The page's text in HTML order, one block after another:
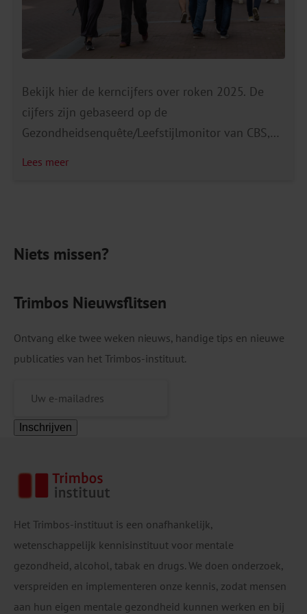
Niets missen?
Trimbos Nieuwsflitsen
Ontvang elke twee weken nieuws, handige tips en nieuwe
publicaties van het Trimbos-instituut.
Inschrijven
Bekijk hier de kerncijfers over roken 2025. De
cijfers zijn gebaseerd op de
Gezondheidsenquête/Leefstijlmonitor van CBS,
dalen Het aantal volwassenen dat rookt laat al
Lees meer
Het Trimbos-instituut is een onafhankelijk,
wetenschappelijk kennisinstituut voor mentale
gezondheid, alcohol, tabak en drugs. We doen onderzoek,
verspreiden en implementeren onze kennis, zodat mensen
aan hun eigen mentale gezondheid kunnen werken en bij